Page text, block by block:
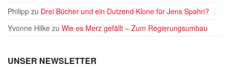
Philipp zu Drei Bücher und ein Dutzend Klone für Jens Spahn?
Yvonne Hilke zu Wie es Merz gefällt – Zum Regierungsumbau
UNSER NEWSLETTER